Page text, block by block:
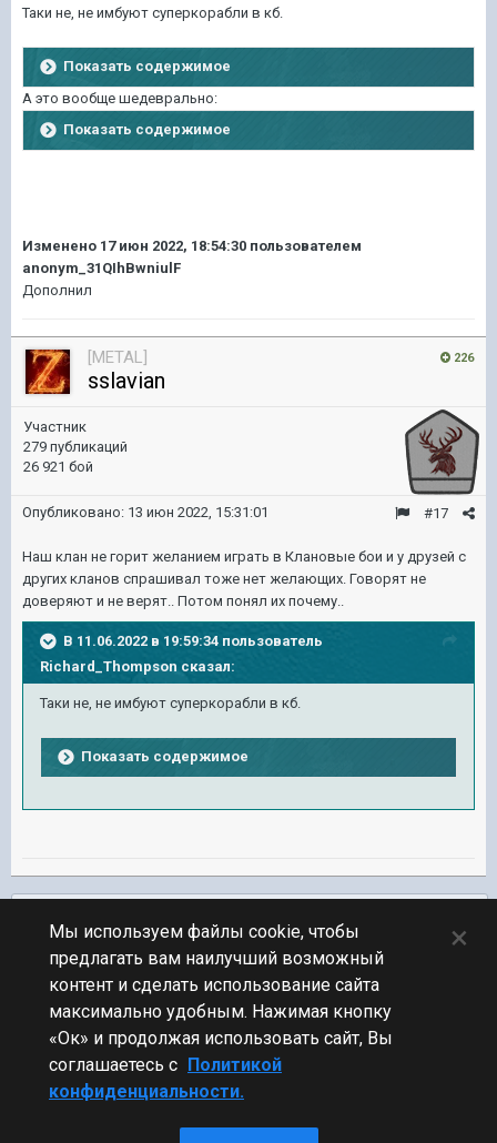
Таки не, не имбуют суперкорабли в кб.
Показать содержимое
А это вообще шедеврально:
Показать содержимое
Изменено 17 июн 2022, 18:54:30 пользователем
anonym_31QIhBwniulF
Дополнил
226
[METAL]
sslavian
Участник
279 публикаций
26 921 бой
#17
Опубликовано: 13 июн 2022, 15:31:01
Наш клан не горит желанием играть в Клановые бои и у друзей с
других кланов спрашивал тоже нет желающих. Говорят не
доверяют и не верят.. Потом понял их почему..
В 11.06.2022 в 19:59:34 пользователь
Richard_Thompson сказал:
Таки не, не имбуют суперкорабли в кб.
Показать содержимое
ПЕРЕЙТИ К СПИСКУ ТЕМ
Фидбек
Стиль
Мы используем файлы cookie, чтобы
предлагать вам наилучший возможный
контент и сделать использование сайта
максимально удобным. Нажимая кнопку
«Ок» и продолжая использовать сайт, Вы
соглашаетесь с Политикой
конфиденциальности.
×